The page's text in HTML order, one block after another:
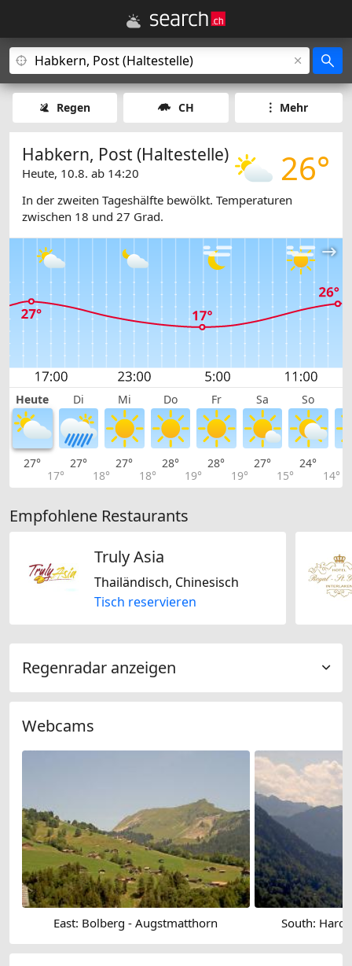
Regen CH Mehr
26°
Habkern, Post (Haltestelle)
Heute, 10.8. ab 14:20
In der zweiten Tageshälfte bewölkt. Temperaturen
zwischen 18 und 27 Grad.
Heute Di Mi Do Fr Sa So
27°
17°
27°
18°
27°
18°
28°
19°
28°
19°
27°
15°
24°
14°
Empfohlene Restaurants
Truly Asia
Thailändisch, Chinesisch
Tisch reservieren
Regenradar anzeigen
Webcams
East: Bolberg - Augstmatthorn South: